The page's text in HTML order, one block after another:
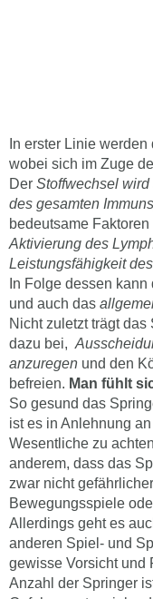
In erster Linie werden
wobei sich im Zuge
Der Stoffwechsel wird
des gesamten
bedeutsame
Aktivierung des
Leistungsfähigkeit
In Folge dessen kann
und auch das
Nicht zuletzt trägt
dazu bei,
anzuregen und den
befreien. Man fühlt
So gesund das
ist es in Anlehnung
Wesentliche zu
anderem, dass das
zwar nicht
Bewegungsspiele
Allerdings geht es
anderen Spiel- und
gewisse Vorsicht und
Anzahl der Springer